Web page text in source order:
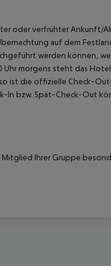
oder verfrühter Ankunft/
auf dem
werden können,
morgens steht das
ist die offizielle Check-
In bzw. Spät-Check-Out
Ihrer Gruppe